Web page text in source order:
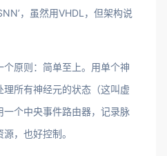
，虽然用VHDL，但架构说
个原则：简单至上。用单个神
所有神经元的状态（这叫虚
个中央事件路由器，记录脉
，也好控制。